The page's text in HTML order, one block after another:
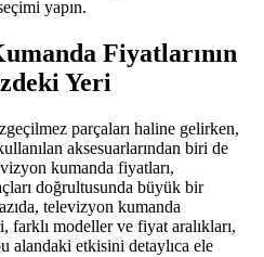
yapın.
Fiyatlarının
Yeri
parçaları haline gelirken,
aksesuarlarından biri de
kumanda fiyatları,
doğrultusunda büyük bir
televizyon kumanda
farklı modeller ve fiyat aralıkları,
alandaki etkisini detaylıca ele